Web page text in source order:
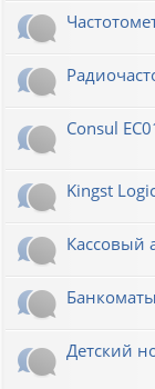
Consul
Kingst
Кассовый
Детский